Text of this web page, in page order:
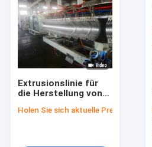
Extrusionslinie für
die Herstellung von
mit einer gutwertigen
Holen Sie sich aktuelle Preis